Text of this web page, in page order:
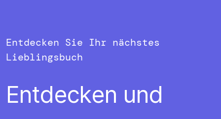
Entdecken Sie Ihr nächstes
Lieblingsbuch
Entdecken und